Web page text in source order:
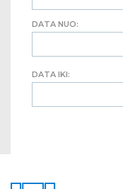
DATA NUO:
DATA IKI: